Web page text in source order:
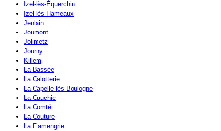
Izel-lès-Équerchin
Izel-lès-Hameaux
Jenlain
Jeumont
Jolimetz
Journy
Killem
La Bassée
La Calotterie
La Capelle-lès-Boulogne
La Cauchie
La Comté
La Couture
La Flamengrie